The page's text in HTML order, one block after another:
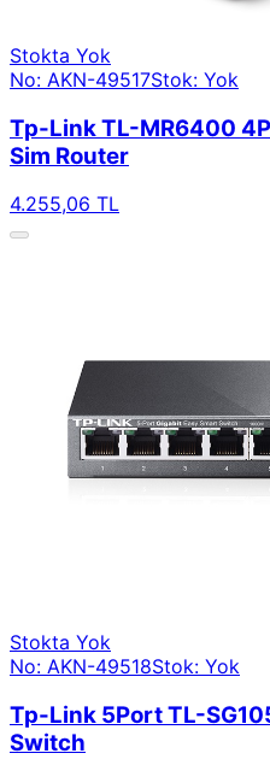
Stokta Yok
No: AKN-49517Stok: Yok
Tp-Link TL-MR6400
Sim Router
4.255,06 TL
Stokta Yok
No: AKN-49518Stok: Yok
Tp-Link 5Port TL-
Switch